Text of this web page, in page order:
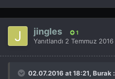
jingles 1
Yanıtlandı 2 Temmuz 2016
02.07.2016 at 18:21, Burak :